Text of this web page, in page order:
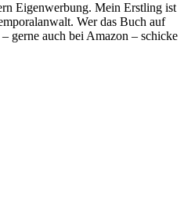
Wer das Buch auf
gerne auch bei Amazon – schicke